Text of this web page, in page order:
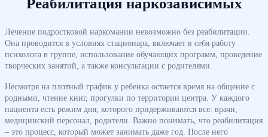
Лечение подростковой наркомании невозможно без реабилитации.
Она проводится в условиях стационара, включает в себя работу
психолога в группе, использование обучающих программ, проведение
творческих занятий, а также консультации с родителями.
Несмотря на плотный график у ребенка остается время на общение с
родными, чтение книг, прогулки по территории центра. У каждого
пациента есть режим дня, которого придерживаются все: врачи,
медицинский персонал, родители. Важно понимать, что реабилитация
– это процесс, который может занимать даже год. После него